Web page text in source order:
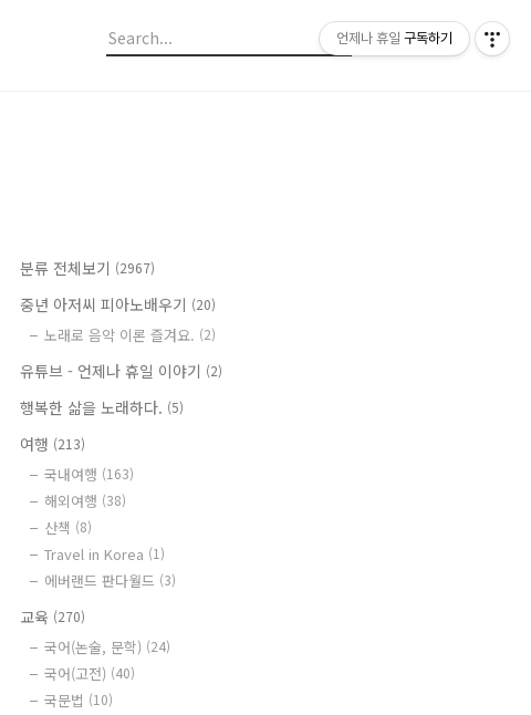
분류 전체보기 (2967)
중년 아저씨 피아노배우기 (20)
노래로 음악 이론 즐겨요. (2)
유튜브 - 언제나 휴일 이야기 (2)
행복한 삶을 노래하다. (5)
여행 (213)
국내여행 (163)
해외여행 (38)
산책 (8)
Travel in Korea (1)
에버랜드 판다월드 (3)
교육 (270)
국어(논술, 문학) (24)
국어(고전) (40)
국문법 (10)
언제나 휴일 구독하기